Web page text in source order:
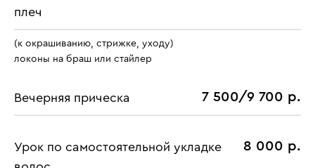
плеч
(к окрашиванию, стрижке, уходу)
локоны на браш или стайлер
Вечерняя прическа 7 500/9 700 р.
Урок по самостоятельной укладке
8 000 р.